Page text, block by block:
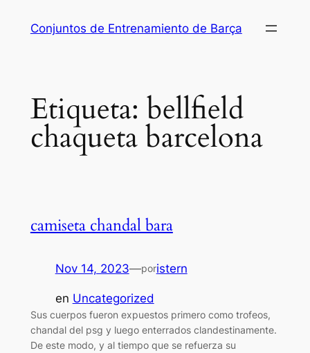
Conjuntos de Entrenamiento de Barça
Etiqueta: bellfield
chaqueta barcelona
camiseta chandal bara
Nov 14, 2023—poristern
en Uncategorized
Sus cuerpos fueron expuestos primero como trofeos,
chandal del psg y luego enterrados clandestinamente.
De este modo, y al tiempo que se refuerza su